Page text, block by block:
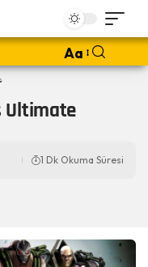
Aa
Ultimate
1 Dk Okuma Süresi